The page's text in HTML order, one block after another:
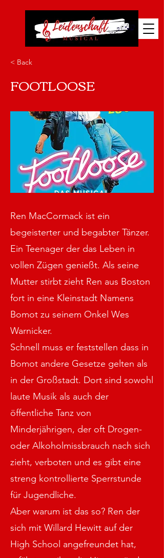
< Back
FOOTLOOSE
Ren MacCormack ist ein
begeisterter und begabter Tänzer.
Ein Teenager der das Leben in
vollen Zügen genießt. Als seine
Mutter stirbt zieht Ren aus Boston
fort in eine Kleinstadt Namens
Bomot zu seinem Onkel Wes
Warnicker.
Schnell muss er feststellen dass in
Bomot andere Gesetze gelten als
in der Großstadt. Dort sind sowohl
laute Musik als auch der
öffentliche Tanz von
Minderjährigen, der oft Drogen-
oder Alkoholmissbrauch nach sich
zieht, verboten und es gibt eine
streng kontrollierte Sperrstunde
für Jugendliche.
Aber warum ist das so? Ren der
sich mit Willard Hewitt auf der
High School angefreundet hat,